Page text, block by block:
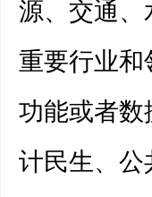
源、交通、
重要行业和
功能或者数
计民生、公